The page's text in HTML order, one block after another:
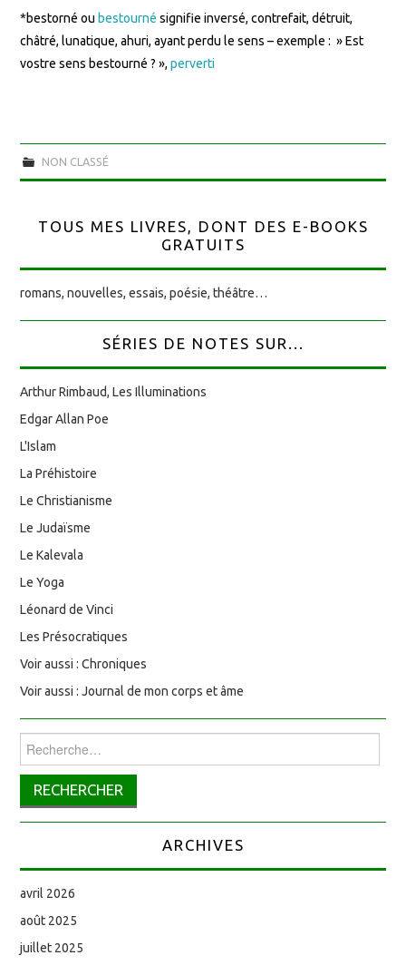
*bestorné ou bestourné signifie inversé, contrefait, détruit,
châtré, lunatique, ahuri, ayant perdu le sens – exemple : » Est
vostre sens bestourné ? »,perverti
NON CLASSÉ
TOUS MES LIVRES, DONT DES E-BOOKS
GRATUITS
romans, nouvelles, essais, poésie, théâtre…
SÉRIES DE NOTES SUR...
Arthur Rimbaud, Les Illuminations
Edgar Allan Poe
L'Islam
La Préhistoire
Le Christianisme
Le Judaïsme
Le Kalevala
Le Yoga
Léonard de Vinci
Les Présocratiques
Voir aussi : Chroniques
Voir aussi : Journal de mon corps et âme
Rechercher :
ARCHIVES
avril 2026
août 2025
juillet 2025